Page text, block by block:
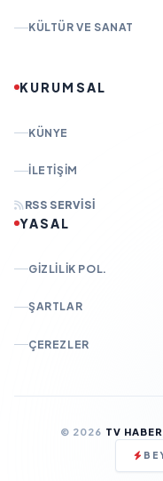
KÜLTÜR VE SANAT
KURUMSAL
KÜNYE
İLETIŞIM
RSS SERVISI
YASAL
GIZLILIK POL.
ŞARTLAR
ÇEREZLER
© 2026 TV